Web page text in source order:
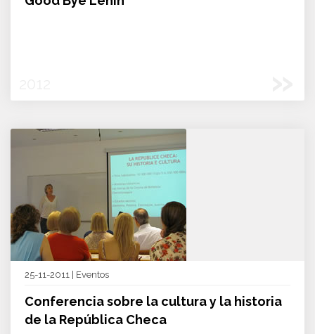
25-11-2011 | Eventos
Conferencia sobre la cultura y la historia
de la República Checa